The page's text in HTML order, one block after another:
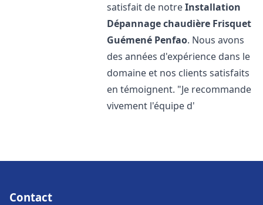
satisfait de notreInstallation
Dépannage chaudière Frisquet
Guémené Penfao. Nous avons
des années d'expérience dans le
domaine et nos clients satisfaits
en témoignent. "Je recommande
vivement l'équipe d'
Contact